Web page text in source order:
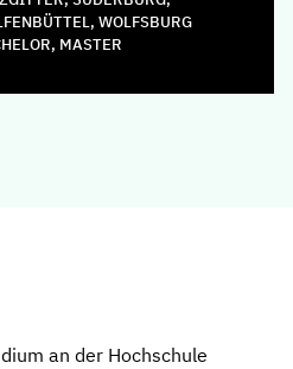
WOLFSBURG
MASTER
an der Hochschule